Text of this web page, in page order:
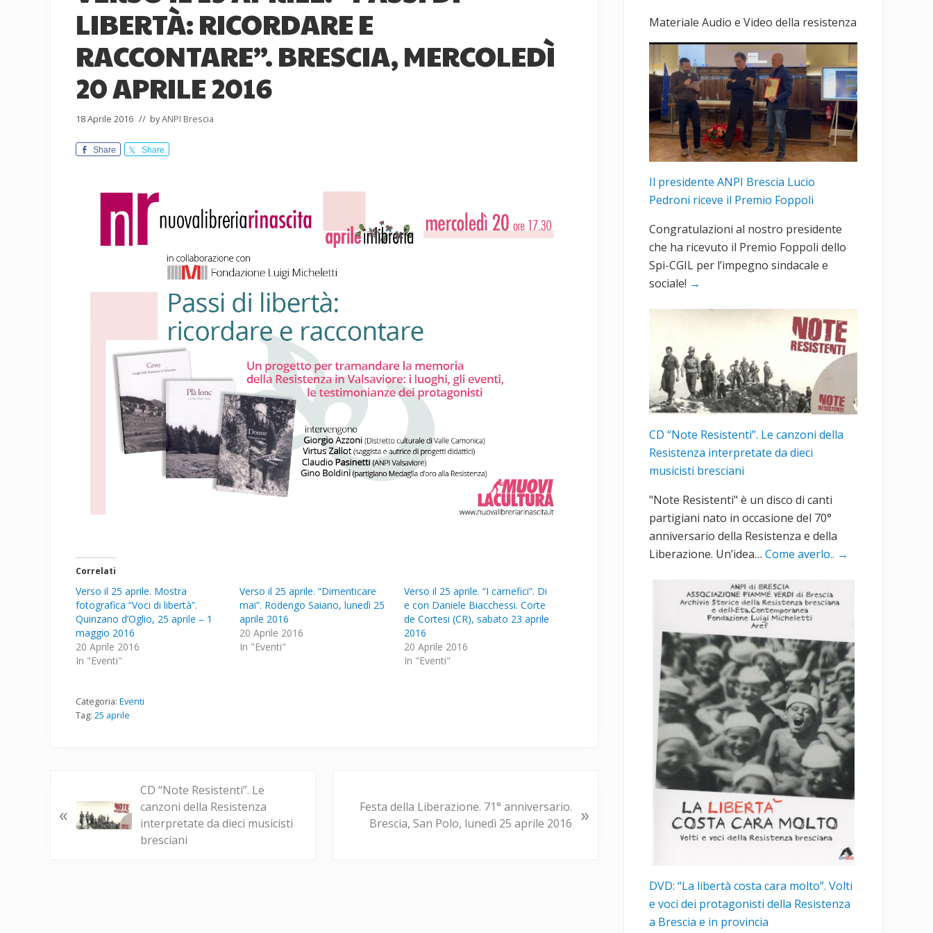
LIBERTÀ: RICORDARE E
RACCONTARE”. BRESCIA, MERCOLEDÌ
20 APRILE 2016
18 Aprile 2016 // byANPI Brescia
Share Share
Correlati
Verso il 25 aprile. Mostra
fotografica “Voci di libertà”.
Quinzano d’Oglio, 25 aprile – 1
maggio 2016
20 Aprile 2016
In "Eventi"
Verso il 25 aprile. “Dimenticare
mai”. Rodengo Saiano, lunedì 25
aprile 2016
20 Aprile 2016
In "Eventi"
Verso il 25 aprile. “I carnefici”. Di
e con Daniele Biacchessi. Corte
de Cortesi (CR), sabato 23 aprile
2016
20 Aprile 2016
In "Eventi"
Categoria: Eventi
Tag: 25 aprile
s
«
CD “Note Resistenti”. Le
canzoni della Resistenza
interpretate da dieci musicisti
bresciani
Festa della Liberazione. 71° anniversario.
Brescia, San Polo, lunedì 25 aprile 2016
»
primaria
Materiale Audio e Video della resistenza
Il presidente ANPI Brescia Lucio
Pedroni riceve il Premio Foppoli
Congratulazioni al nostro presidente
che ha ricevuto il Premio Foppoli dello
Spi-CGIL per l’impegno sindacale e
sociale! →
CD “Note Resistenti”. Le canzoni della
Resistenza interpretate da dieci
musicisti bresciani
"Note Resistenti" è un disco di canti
partigiani nato in occasione del 70°
anniversario della Resistenza e della
Liberazione. Un’idea… Come averlo.. →
DVD: “La libertà costa cara molto”. Volti
e voci dei protagonisti della Resistenza
a Brescia e in provincia